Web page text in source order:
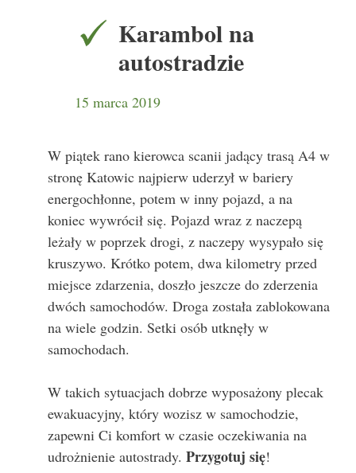
Karambol na
autostradzie
15 marca 2019
W piątek rano kierowca scanii jadący trasą A4 w
stronę Katowic najpierw uderzył w bariery
energochłonne, potem w inny pojazd, a na
koniec wywrócił się. Pojazd wraz z naczepą
leżały w poprzek drogi, z naczepy wysypało się
kruszywo. Krótko potem, dwa kilometry przed
miejsce zdarzenia, doszło jeszcze do zderzenia
dwóch samochodów. Droga została zablokowana
na wiele godzin. Setki osób utknęły w
samochodach.
W takich sytuacjach dobrze wyposażony plecak
ewakuacyjny, który wozisz w samochodzie,
zapewni Ci komfort w czasie oczekiwania na
udrożnienie autostrady. Przygotuj się!